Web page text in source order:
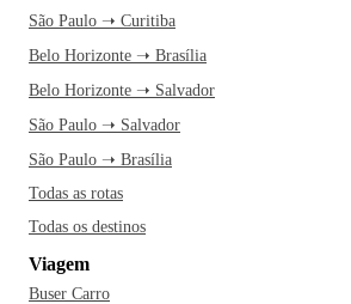
São Paulo ➝ Curitiba
Belo Horizonte ➝ Brasília
Belo Horizonte ➝ Salvador
São Paulo ➝ Salvador
São Paulo ➝ Brasília
Todas as rotas
Todas os destinos
Viagem
Buser Carro